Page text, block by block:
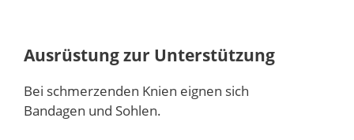
Ausrüstung zur Unterstützung
Bei schmerzenden Knien eignen sich
Bandagen und Sohlen.